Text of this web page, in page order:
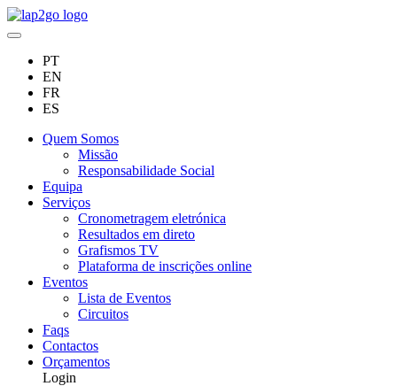
PT
EN
FR
ES
Quem Somos
Missão
Responsabilidade Social
Equipa
Serviços
Cronometragem eletrónica
Resultados em direto
Grafismos TV
Plataforma de inscrições online
Eventos
Lista de Eventos
Circuitos
Faqs
Contactos
Orçamentos
Login